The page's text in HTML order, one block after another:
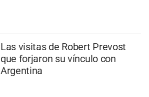
Las visitas de Robert Prevost
que forjaron su vínculo con
Argentina